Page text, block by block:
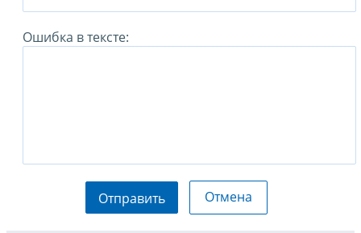
Ошибка в тексте:
Отправить Отмена